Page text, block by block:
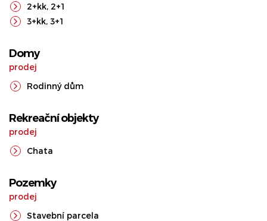
2+kk, 2+1
3+kk, 3+1
Domy
prodej
Rodinný dům
Rekreační objekty
prodej
Chata
Pozemky
prodej
Stavební parcela